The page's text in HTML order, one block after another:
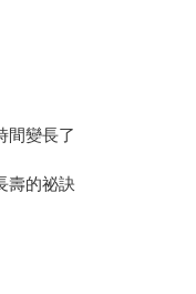
間變長了
壽的祕訣